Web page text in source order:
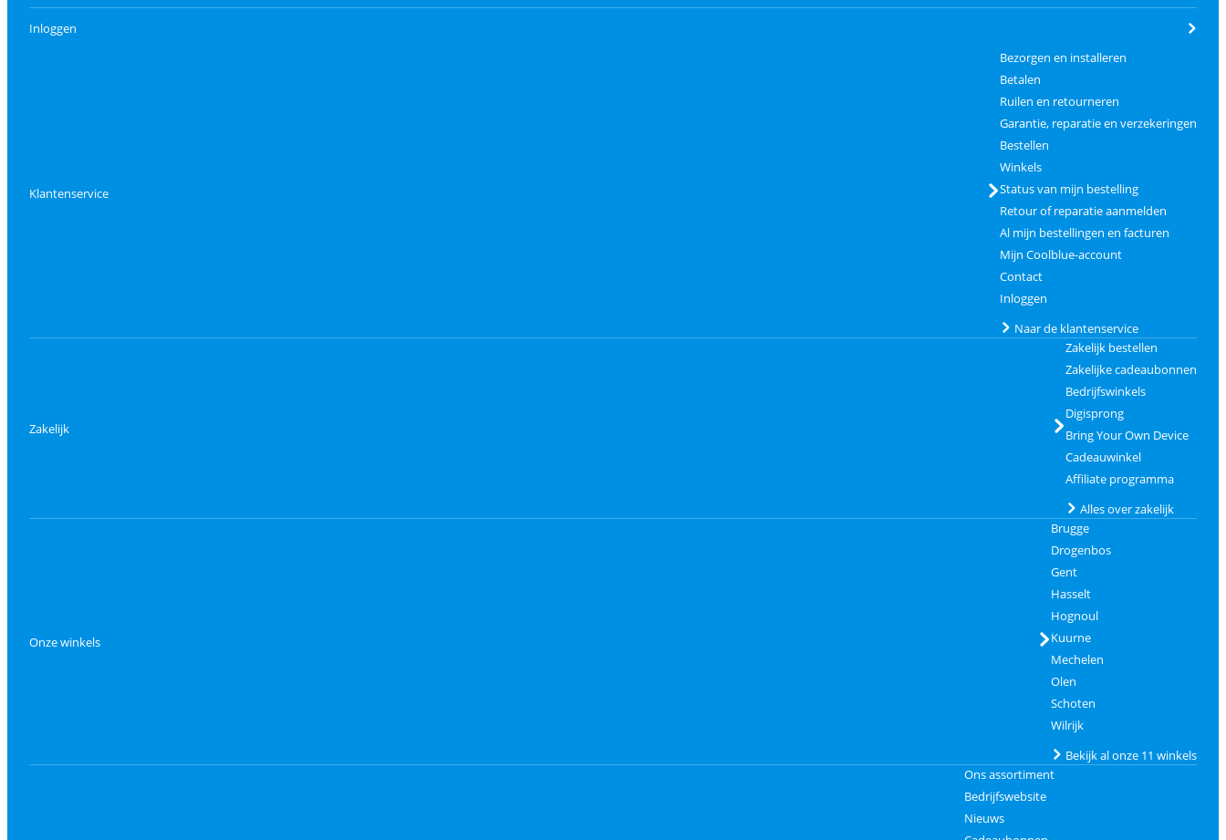
Inloggen
Klantenservice
Bezorgen en installeren
Betalen
Ruilen en retourneren
Garantie, reparatie en verzekeringen
Bestellen
Winkels
Status van mijn bestelling
Retour of reparatie aanmelden
Al mijn bestellingen en facturen
Mijn Coolblue-account
Contact
Inloggen
Naar de klantenservice
Zakelijk
Zakelijk bestellen
Zakelijke cadeaubonnen
Bedrijfswinkels
Digisprong
Bring Your Own Device
Cadeauwinkel
Affiliate programma
Alles over zakelijk
Onze winkels
Brugge
Drogenbos
Gent
Hasselt
Hognoul
Kuurne
Mechelen
Olen
Schoten
Wilrijk
Bekijk al onze 11 winkels
Ons assortiment
Bedrijfswebsite
Nieuws